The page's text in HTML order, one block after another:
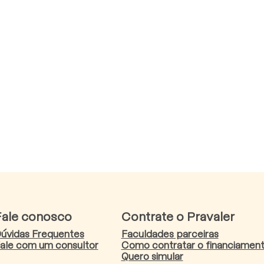
conosco
Frequentes
com um consultor
Contrate o Pravaler
Faculdades parceiras
Como contratar o
Quero simular